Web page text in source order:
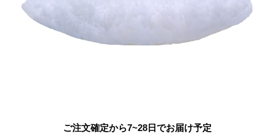
ご注文確定から7~28日でお届け予定